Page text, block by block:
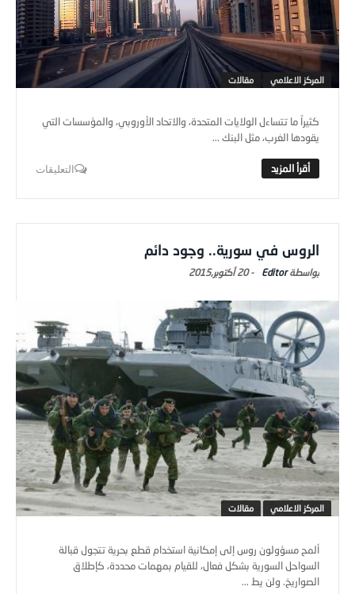
المركز الاعلامي مقالات
كثيراً ما تتساءل الولايات المتحدة، والاتحاد الأوروبي، والمؤسسات التي
يقودها الغرب، مثل البنك ...
التعليقات
الروس في سورية.. وجود دائم
Editor
-20 أكتوبر,2015
المركز الاعلامي مقالات
ألمح مسؤولون روس إلى إمكانية استخدام قطع بحرية تتجول قبالة
السواحل السورية بشكل فعال، للقيام بمهمات محددة، كإطلاق
الصواريخ. ولن يط ...